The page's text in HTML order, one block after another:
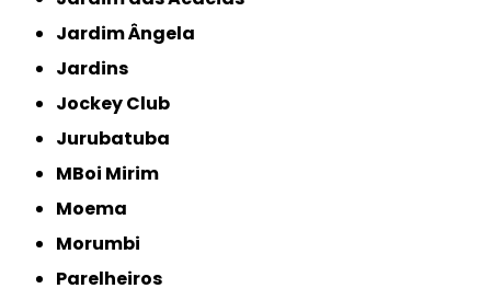
Jardim Ângela
Jardins
Jockey Club
Jurubatuba
MBoi Mirim
Moema
Morumbi
Parelheiros